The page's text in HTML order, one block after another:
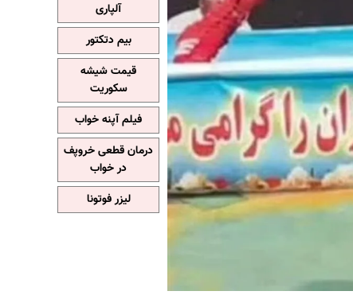
آلپاری
بیم دتکتور
قیمت شیشه
سکوریت
فیلم آپنه خواب
درمان قطعی خروپف
در خواب
لیزر فوتونا